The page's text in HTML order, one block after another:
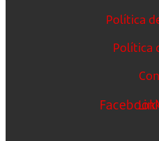
Política
Política
Facebook